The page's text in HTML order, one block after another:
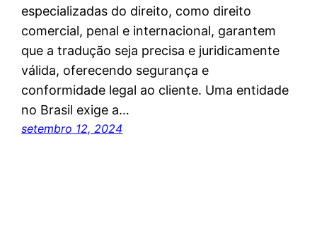
especializadas do direito, como direito
comercial, penal e internacional, garantem
que a tradução seja precisa e juridicamente
válida, oferecendo segurança e
conformidade legal ao cliente. Uma entidade
no Brasil exige a…
setembro 12, 2024